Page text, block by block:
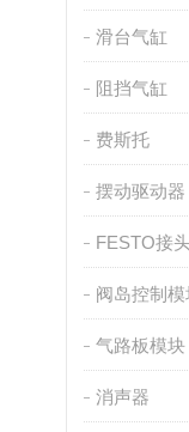
滑台气缸
阻挡气缸
费斯托
摆动驱动器
FESTO接
阀岛控制模
气路板模块
消声器